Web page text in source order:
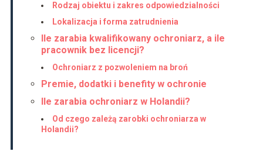
Rodzaj obiektu i zakres odpowiedzialności
Lokalizacja i forma zatrudnienia
Ile zarabia kwalifikowany ochroniarz, a ile
pracownik bez licencji?
Ochroniarz z pozwoleniem na broń
Premie, dodatki i benefity w ochronie
Ile zarabia ochroniarz w Holandii?
Od czego zależą zarobki ochroniarza w
Holandii?